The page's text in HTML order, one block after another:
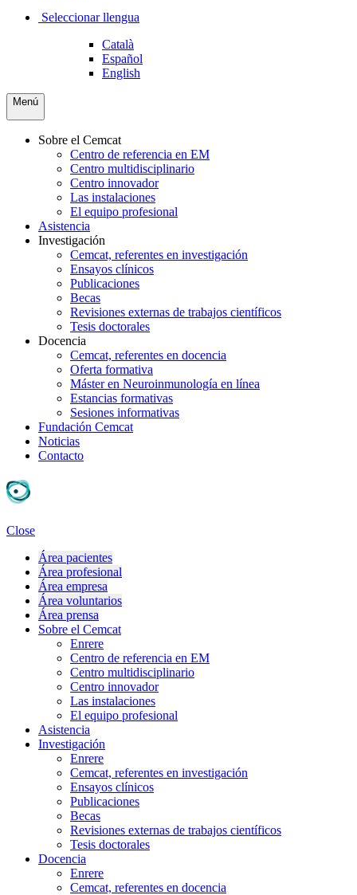
Seleccionar llengua
Català
Español
English
Menú
Sobre el Cemcat
Centro de referencia en EM
Centro multidisciplinario
Centro innovador
Las instalaciones
El equipo profesional
Asistencia
Investigación
Cemcat, referentes en investigación
Ensayos clínicos
Publicaciones
Becas
Revisiones externas de trabajos científicos
Tesis doctorales
Docencia
Cemcat, referentes en docencia
Oferta formativa
Máster en Neuroinmunología en línea
Estancias formativas
Sesiones informativas
Fundación Cemcat
Noticias
Contacto
Close
Área pacientes
Área profesional
Área empresa
Área voluntarios
Área prensa
Sobre el Cemcat
Enrere
Centro de referencia en EM
Centro multidisciplinario
Centro innovador
Las instalaciones
El equipo profesional
Asistencia
Investigación
Enrere
Cemcat, referentes en investigación
Ensayos clínicos
Publicaciones
Becas
Revisiones externas de trabajos científicos
Tesis doctorales
Docencia
Enrere
Cemcat, referentes en docencia